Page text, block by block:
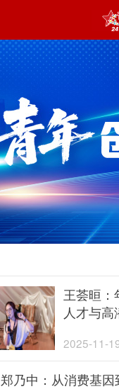
王荟晅：
人才与高
2025-11-
郑乃中：从消费基因